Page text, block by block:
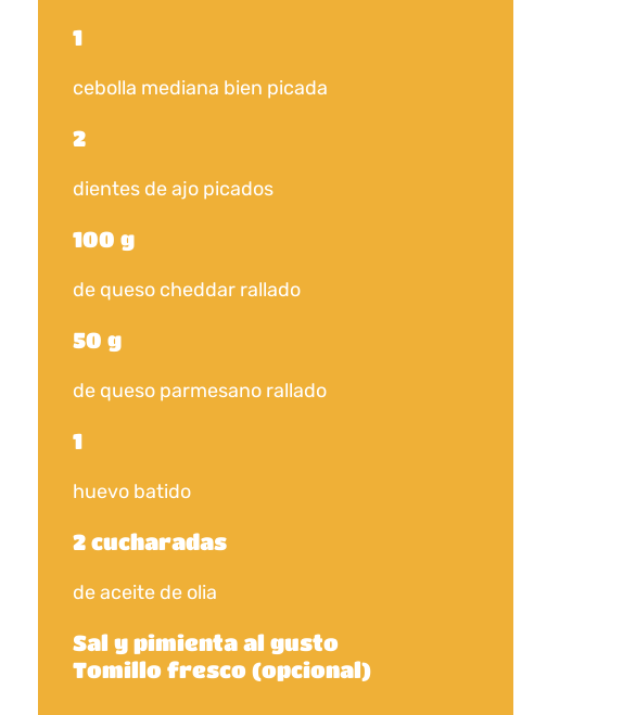
1
cebolla mediana bien picada
2
dientes de ajo picados
100 g
de queso cheddar rallado
50 g
de queso parmesano rallado
1
huevo batido
2 cucharadas
de aceite de olia
Sal y pimienta al gusto
Tomillo fresco (opcional)